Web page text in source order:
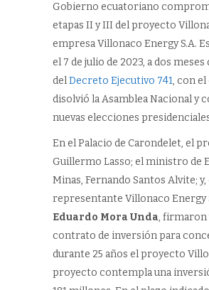
Gobierno ecuatoriano
etapas II y III del proyecto
empresa Villonaco Energy S.A.
el 7 de julio de 2023, a dos
delDecreto Ejecutivo 741, con el
disolvió la Asamblea Nacional y
nuevas elecciones
En el Palacio de Carondelet, el
Guillermo Lasso; el ministro de
Minas, Fernando Santos Alvite; y,
representante Villonaco Energy
Eduardo Mora Unda, firmaron
contrato de inversión para
durante 25 años el proyecto
proyecto contempla una